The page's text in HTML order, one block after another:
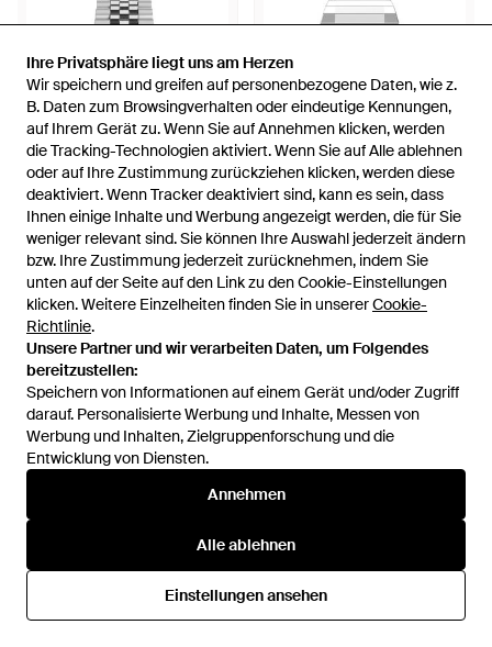
Ihre Privatsphäre liegt uns am Herzen
Wir speichern und greifen auf personenbezogene Daten, wie z.
B. Daten zum Browsingverhalten oder eindeutige Kennungen,
auf Ihrem Gerät zu. Wenn Sie auf Annehmen klicken, werden
die Tracking-Technologien aktiviert. Wenn Sie auf Alle ablehnen
oder auf Ihre Zustimmung zurückziehen klicken, werden diese
deaktiviert. Wenn Tracker deaktiviert sind, kann es sein, dass
Ihnen einige Inhalte und Werbung angezeigt werden, die für Sie
weniger relevant sind. Sie können Ihre Auswahl jederzeit ändern
bzw. Ihre Zustimmung jederzeit zurücknehmen, indem Sie
unten auf der Seite auf den Link zu den Cookie-Einstellungen
klicken. Weitere Einzelheiten finden Sie in unsererCookie-
Richtlinie.
Unsere Partner und wir verarbeiten Daten, um Folgendes
bereitzustellen:
Speichern von Informationen auf einem Gerät und/oder Zugriff
darauf. Personalisierte Werbung und Inhalte, Messen von
Werbung und Inhalten, Zielgruppenforschung und die
Entwicklung von Diensten.
Annehmen
Alle ablehnen
Einstellungen ansehen
Ihre Privatsphäre liegt uns am Herzen
Wir speichern und greifen auf personenbezogene Daten, wie z.
B. Daten zum Browsingverhalten oder eindeutige Kennungen,
auf Ihrem Gerät zu. Wenn Sie auf Annehmen klicken, werden
die Tracking-Technologien aktiviert. Wenn Sie auf Alle ablehnen
oder auf Ihre Zustimmung zurückziehen klicken, werden diese
deaktiviert. Wenn Tracker deaktiviert sind, kann es sein, dass
Ihnen einige Inhalte und Werbung angezeigt werden, die für Sie
weniger relevant sind. Sie können Ihre Auswahl jederzeit ändern
bzw. Ihre Zustimmung jederzeit zurücknehmen, indem Sie
unten auf der Seite auf den Link zu den Cookie-Einstellungen
klicken. Weitere Einzelheiten finden Sie in unsererCookie-
Richtlinie.
Unsere Partner und wir verarbeiten Daten, um Folgendes
bereitzustellen:
Speichern von Informationen auf einem Gerät und/oder Zugriff
darauf. Personalisierte Werbung und Inhalte, Messen von
Werbung und Inhalten, Zielgruppenforschung und die
Entwicklung von Diensten.
Annehmen
Alle ablehnen
Einstellungen ansehen
209 € 156,75 €
Timex
Uhr Marlin Jet - Grau
VonABOUT YOU
SALE
269 €
Timex
Line - Blau
VonABOUT YOU